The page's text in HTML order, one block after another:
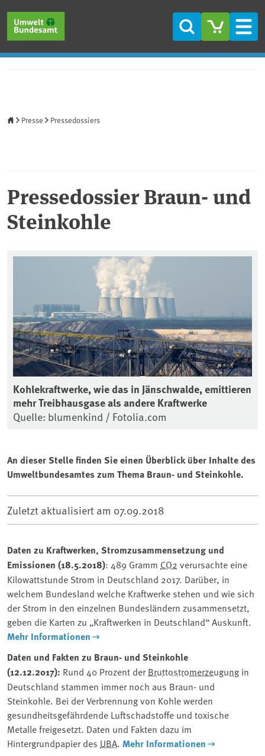
Suche
Presse Pressedossiers
Pressedossier Braun- und
Steinkohle
Kohlekraftwerke, wie das in Jänschwalde, emittieren
mehr Treibhausgase als andere Kraftwerke
Quelle: blumenkind / Fotolia.com
An dieser Stelle finden Sie einen Überblick über Inhalte des
Umweltbundesamtes zum Thema Braun- und Steinkohle.
Zuletzt aktualisiert am 07.09.2018
Daten zu Kraftwerken, Stromzusammensetzung und
Emissionen (18.5.2018): 489 Gramm CO2 verursachte eine
Kilowattstunde Strom in Deutschland 2017. Darüber, in
welchem Bundesland welche Kraftwerke stehen und wie sich
der Strom in den einzelnen Bundesländern zusammensetzt,
geben die Karten zu „Kraftwerken in Deutschland“ Auskunft.
Mehr Informationen
Daten und Fakten zu Braun- und Steinkohle
(12.12.2017): Rund 40 Prozent derBruttostromerzeugung in
Deutschland stammen immer noch aus Braun- und
Steinkohle. Bei der Verbrennung von Kohle werden
gesundheitsgefährdende Luftschadstoffe und toxische
Metalle freigesetzt. Daten und Fakten dazu im
Hintergrundpapier des UBA. Mehr Informationen